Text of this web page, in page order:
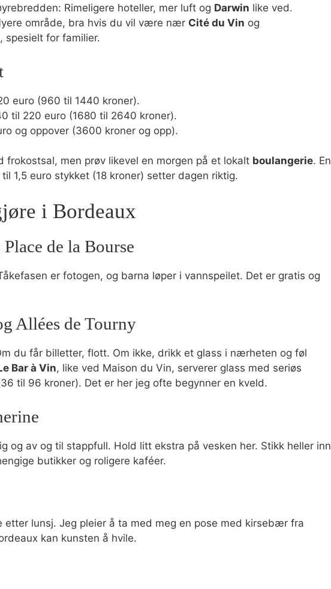
Rimeligere hoteller, mer luft og Darwin like ved.
område, bra hvis du vil være nær Cité du Vin og
spesielt for familier.
euro (960 til 1440 kroner).
til 220 euro (1680 til 2640 kroner).
og oppover (3600 kroner og opp).
frokostsal, men prøv likevel en morgen på et lokalt boulangerie. En
1,5 euro stykket (18 kroner) setter dagen riktig.
i Bordeaux
de la Bourse
er fotogen, og barna løper i vannspeilet. Det er gratis og
Allées de Tourny
du får billetter, flott. Om ikke, drikk et glass i nærheten og føl
Bar à Vin, like ved Maison du Vin, serverer glass med seriøs
til 96 kroner). Det er her jeg ofte begynner en kveld.
og av og til stappfull. Hold litt ekstra på vesken her. Stikk heller inn
butikker og roligere kaféer.
etter lunsj. Jeg pleier å ta med meg en pose med kirsebær fra
kan kunsten å hvile.